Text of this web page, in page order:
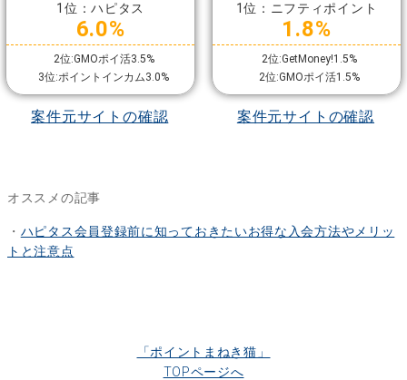
1位：ハピタス
6.0%
2位:GMOポイ活3.5%
3位:ポイントインカム3.0%
案件元サイトの確認
1位：ニフティポイント
1.8%
2位:GetMoney!1.5%
2位:GMOポイ活1.5%
案件元サイトの確認
オススメの記事
・ ハピタス会員登録前に知っておきたいお得な入会方法やメリッ
トと注意点
「ポイントまねき猫」
TOPページへ